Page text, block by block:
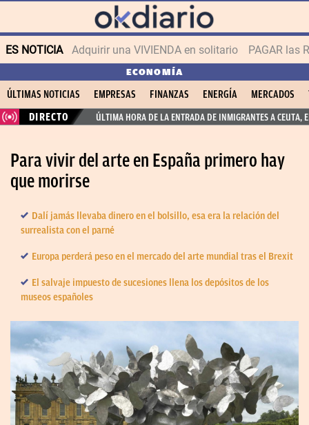
ES NOTICIA Adquirir una VIVIENDA en solitario PAGAR las
ECONOMÍA
ÚLTIMAS NOTICIAS EMPRESAS FINANZAS ENERGÍA MERCADOS
DIRECTO
ÚLTIMA HORA DE LA ENTRADA DE INMIGRANTES A CEUTA,
Para vivir del arte en España primero hay
que morirse
Dalí jamás llevaba dinero en el bolsillo, esa era la relación del
surrealista con el parné
Europa perderá peso en el mercado del arte mundial tras el Brexit
El salvaje impuesto de sucesiones llena los depósitos de los
museos españoles